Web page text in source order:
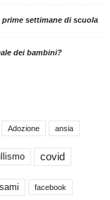
prime settimane di scuola
dei bambini?
Adozione ansia
covid
facebook